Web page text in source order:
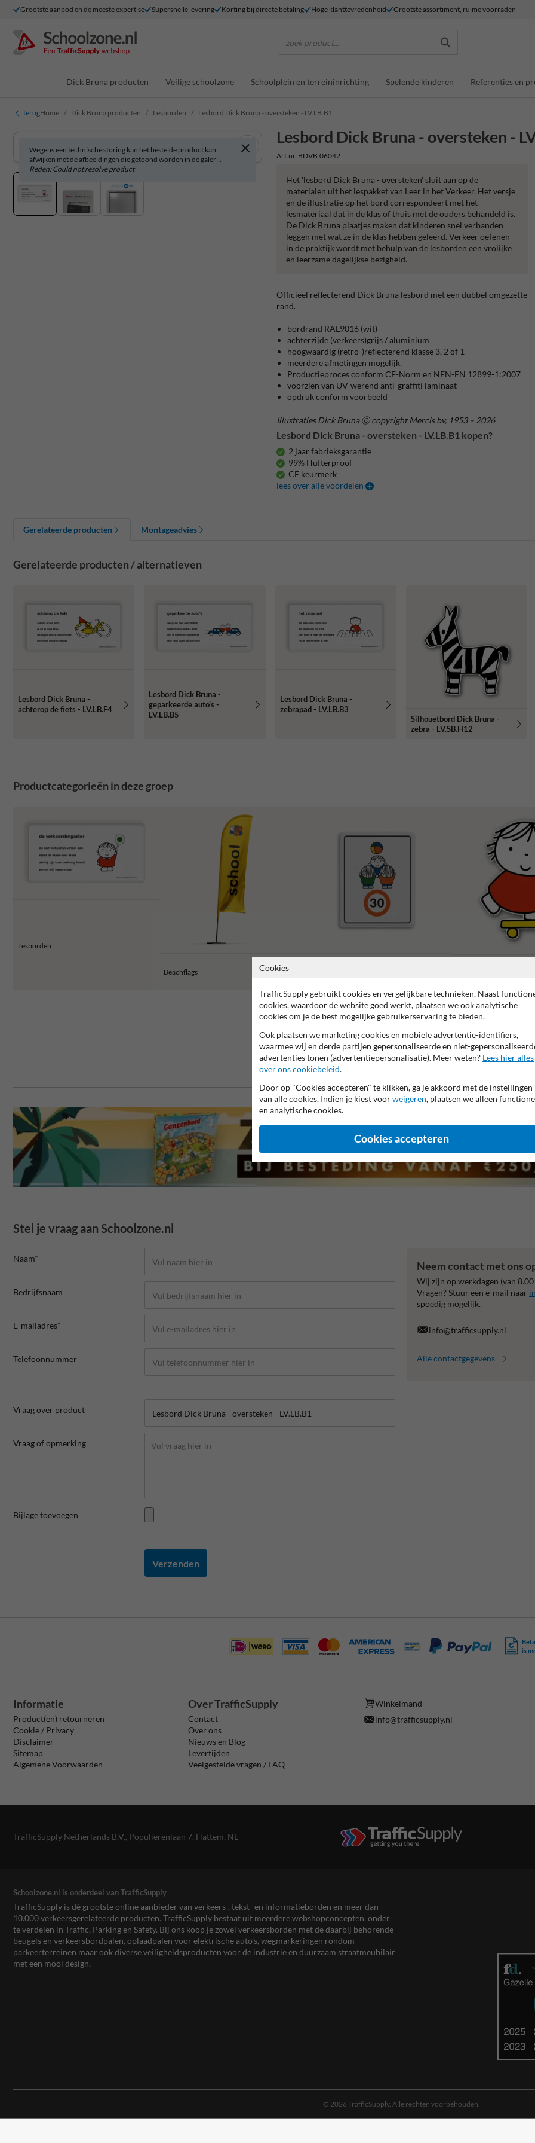
Grootste aanbod en de meeste expertise Supersnelle levering Korting bij directe betaling Hoge klanttevredenheid Grootste assortiment, ruime voorraden
zoek product...
Dick Bruna producten Veilige schoolzone Schoolplein en terreininrichting Spelende kinderen Referenties en
terugHome Dick Bruna producten Lesborden Lesbord Dick Bruna - oversteken - LV.LB.B1
Lesbord Dick Bruna - oversteken -
Art.nr. BDVB.06042
Wegens een technische storing kan het bestelde product kan
afwijken met de afbeeldingen die getoond worden in de galerij.
Reden: Could not resolve product
Het 'lesbord Dick Bruna - oversteken' sluit aan op de
materialen uit het lespakket van Leer in het Verkeer. Het versje
en de illustratie op het bord correspondeert met het
lesmateriaal dat in de klas of thuis met de ouders behandeld is.
De Dick Bruna plaatjes maken dat kinderen snel verbanden
leggen met wat ze in de klas hebben geleerd. Verkeer oefenen
in de praktijk wordt met behulp van de lesborden een vrolijke
en leerzame dagelijkse bezigheid.
Officieel reflecterend Dick Bruna lesbord met een dubbel omgezette
rand.
bordrand RAL9016 (wit)
achterzijde (verkeers)grijs / aluminium
hoogwaardig (retro-)reflecterend klasse 3, 2 of 1
meerdere afmetingen mogelijk.
Productieproces conform CE-Norm en NEN-EN 12899-1:2007
voorzien van UV-werend anti-graffiti laminaat
opdruk conform voorbeeld
Illustraties Dick Bruna Ⓒ copyright Mercis bv, 1953 – 2026
Lesbord Dick Bruna - oversteken - LV.LB.B1 kopen?
2 jaar fabrieksgarantie
99% Hufterproof
CE keurmerk
lees over alle voordelen
Gerelateerde producten Montageadvies
Gerelateerde producten / alternatieven
Lesbord Dick Bruna -
achterop de fiets - LV.LB.F4
Lesbord Dick Bruna -
geparkeerde auto's -
LV.LB.B5
Lesbord Dick Bruna -
zebrapad - LV.LB.B3
Silhouetbord Dick Bruna -
zebra - LV.SB.H12
Productcategorieën in deze groep
Lesborden
Beachflags
2 jaar fabrieksgarantie 99% Hufterproof CE keurmerk
Stel je vraag aan Schoolzone.nl
Naam*
Bedrijfsnaam
E-mailadres*
Telefoonnummer
Vraag over product
Vraag of opmerking
Bijlage toevoegen
Verzenden
Neem contact met ons
Wij zijn op werkdagen (van
Vragen? Stuur een e-mail naar
spoedig mogelijk.
info@trafficsupply.nl
Alle contactgegevens
is
Informatie
Product(en) retourneren
Cookie / Privacy
Disclaimer
Sitemap
Algemene Voorwaarden
Over TrafficSupply
Contact
Over ons
Nieuws en Blog
Levertijden
Veelgestelde vragen / FAQ
Winkelmand
info@trafficsupply.nl
TrafficSupply Netherlands B.V., Populierenlaan 7, Hattem, NL
Schoolzone.nl is onderdeel van TrafficSupply
TrafficSupply is dé grootste online aanbieder van verkeers-, tekst- en informatieborden en meer dan
10.000 verkeersgerelateerde producten. TrafficSupply bestaat uit meerdere webshopconcepten, onder
te verdelen in Traffic, Parking en Safety. Bij ons koop je zowel verkeersborden met de daarbij behorende
beugels en verkeersbordpalen, oplaadpalen voor elektrische auto’s, wegmarkeringen rondom
parkeerterreinen maar ook diverse veiligheidsproducten voor de industrie en duurzaam straatmeubilair
met een mooi design.
© 2026 TrafficSupply. Alle rechten voorbehouden.
Cookies
TrafficSupply gebruikt cookies en vergelijkbare technieken. Naast
cookies, waardoor de website goed werkt, plaatsen we ook analytische
cookies om je de best mogelijke gebruikerservaring te bieden.
Ook plaatsen we marketing cookies en mobiele advertentie-identifiers,
waarmee wij en derde partijen gepersonaliseerde en niet-
advertenties tonen (advertentiepersonalisatie). Meer weten? Lees hier alles
over ons cookiebeleid.
Door op "Cookies accepteren" te klikken, ga je akkoord met de instellingen
van alle cookies. Indien je kiest voorweigeren, plaatsen we alleen
en analytische cookies.
Cookies accepteren